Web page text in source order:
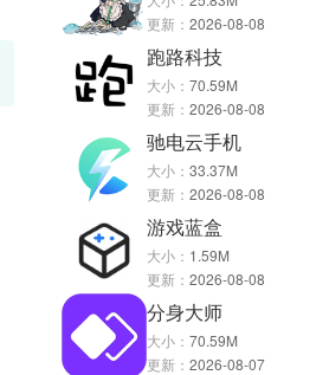
更新： 2026-08-08
跑路科技
大小： 70.59M
更新： 2026-08-08
驰电云手机
大小： 33.37M
更新： 2026-08-08
游戏蓝盒
大小： 1.59M
更新： 2026-08-08
分身大师
大小： 70.59M
更新： 2026-08-07